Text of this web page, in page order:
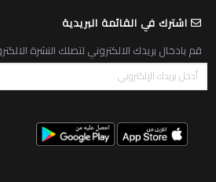
اشترك في القائمة البريدية
قم بادخال بريدك الالكتروني لتصلك النشرة